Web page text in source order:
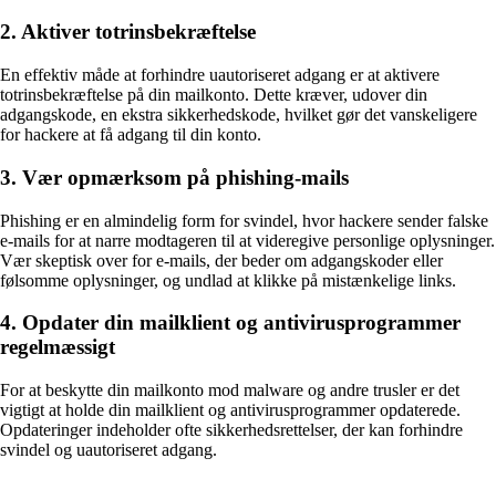
2. Aktiver totrinsbekræftelse
En effektiv måde at forhindre uautoriseret adgang er at aktivere
totrinsbekræftelse på din mailkonto. Dette kræver, udover din
adgangskode, en ekstra sikkerhedskode, hvilket gør det vanskeligere
for hackere at få adgang til din konto.
3. Vær opmærksom på phishing-mails
Phishing er en almindelig form for svindel, hvor hackere sender falske
e-mails for at narre modtageren til at videregive personlige oplysninger.
Vær skeptisk over for e-mails, der beder om adgangskoder eller
følsomme oplysninger, og undlad at klikke på mistænkelige links.
4. Opdater din mailklient og antivirusprogrammer
regelmæssigt
For at beskytte din mailkonto mod malware og andre trusler er det
vigtigt at holde din mailklient og antivirusprogrammer opdaterede.
Opdateringer indeholder ofte sikkerhedsrettelser, der kan forhindre
svindel og uautoriseret adgang.